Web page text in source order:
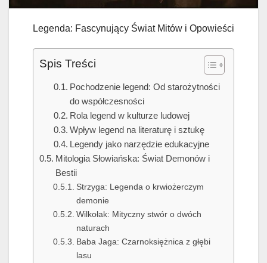
Legenda: Fascynujący Świat Mitów i Opowieści
Spis Treści
Pochodzenie legend: Od starożytności
do współczesności
Rola legend w kulturze ludowej
Wpływ legend na literaturę i sztukę
Legendy jako narzędzie edukacyjne
Mitologia Słowiańska: Świat Demonów i
Bestii
Strzyga: Legenda o krwiożerczym
demonie
Wilkołak: Mityczny stwór o dwóch
naturach
Baba Jaga: Czarnoksiężnica z głębi
lasu